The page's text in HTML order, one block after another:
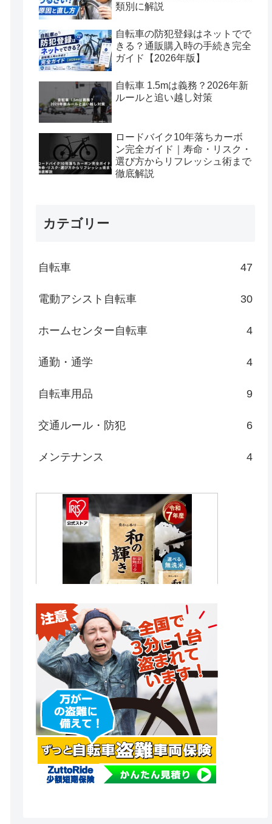
類別に解説
自転車の防犯登録はネットでで
きる？通販購入時の手続き完全
ガイド【2026年版】
自転車 1.5mは義務？2026年新
ルールと追い越し対策
ロードバイク10年落ちカーボ
ン完全ガイド｜寿命・リスク・
選び方からリフレッシュ術まで
徹底解説
カテゴリー
自転車 47
電動アシスト自転車 30
ホームセンター自転車 4
通勤・通学 4
自転車用品 9
交通ルール・防犯 6
メンテナンス 4